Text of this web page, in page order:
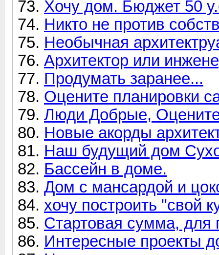
Хочу дом. Бюджет 50
Никто не против
Необычная
Архитектор или
Продумать заранее...
Оцените планировки
Люди Добрые, Оцените
Новые акорды
Наш будущий дом
Бассейн в доме.
Дом с мансардой и
хочу построить "свой
Стартовая сумма, для
Интересные проекты